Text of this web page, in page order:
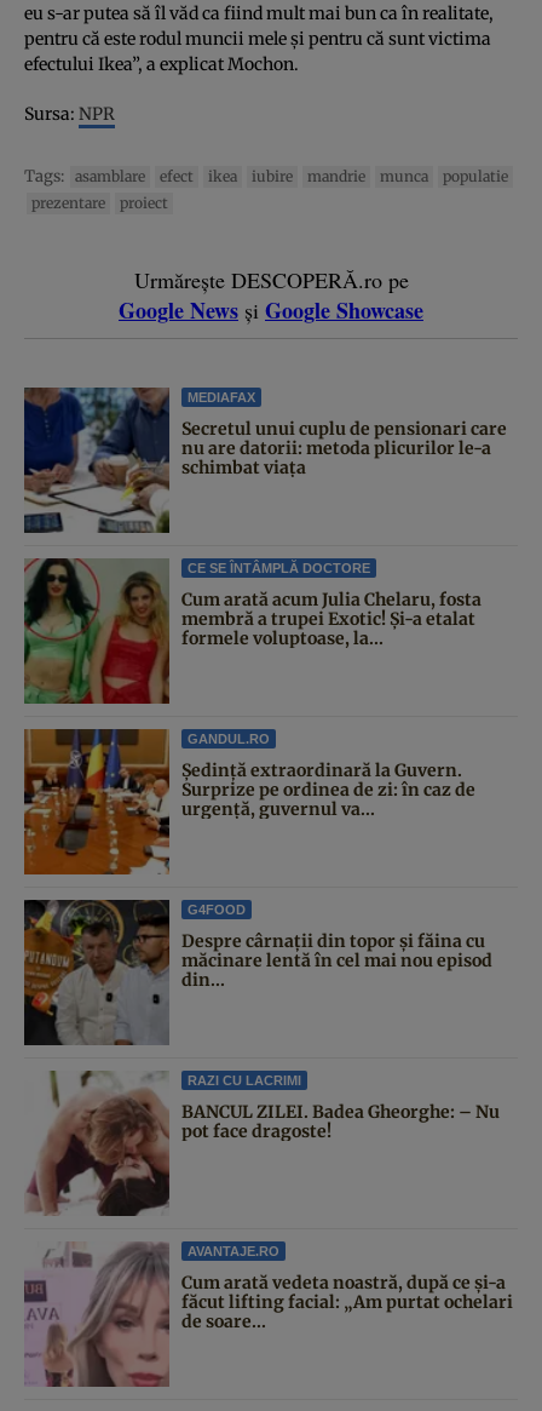
eu s-ar putea să îl văd ca fiind mult mai bun ca în realitate,
pentru că este rodul muncii mele şi pentru că sunt victima
efectului Ikea”, a explicat Mochon.
Sursa: NPR
Tags: asamblare efect ikea iubire mandrie munca
populatie
prezentare
proiect
Urmărește DESCOPERĂ.ro pe
Google News și Google Showcase
MEDIAFAX
Secretul unui cuplu de pensionari care
nu are datorii: metoda plicurilor le-a
schimbat viața
CE SE ÎNTÂMPLĂ DOCTORE
Cum arată acum Julia Chelaru, fosta
membră a trupei Exotic! Și-a etalat
formele voluptoase, la...
GANDUL.RO
Şedinţă extraordinară la Guvern.
Surprize pe ordinea de zi: în caz de
urgență, guvernul va...
G4FOOD
Despre cârnații din topor și făina cu
măcinare lentă în cel mai nou episod
din...
RAZI CU LACRIMI
BANCUL ZILEI. Badea Gheorghe: – Nu
pot face dragoste!
AVANTAJE.RO
Cum arată vedeta noastră, după ce și-a
făcut lifting facial: „Am purtat ochelari
de soare...